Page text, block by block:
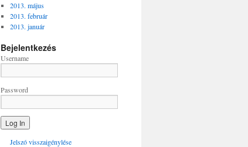
2013. május
2013. február
2013. január
Bejelentkezés
Username
Password
Jelszó visszaigénylése